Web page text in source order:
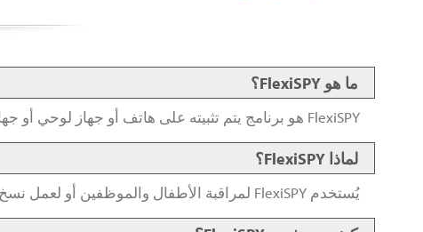
ما هو FlexiSPY؟
FlexiSPY هو برنامج يتم تثبيته على هاتف أو جهاز لوحي أو جهاز كمبيوتر لرصد وتسجيل أنشطته.
لماذا FlexiSPY؟
يُستخدم FlexiSPY لمراقبة الأطفال والموظفين أو لعمل نسخ احتياطي لهاتفك أو التحكم فيه عن بُعد.